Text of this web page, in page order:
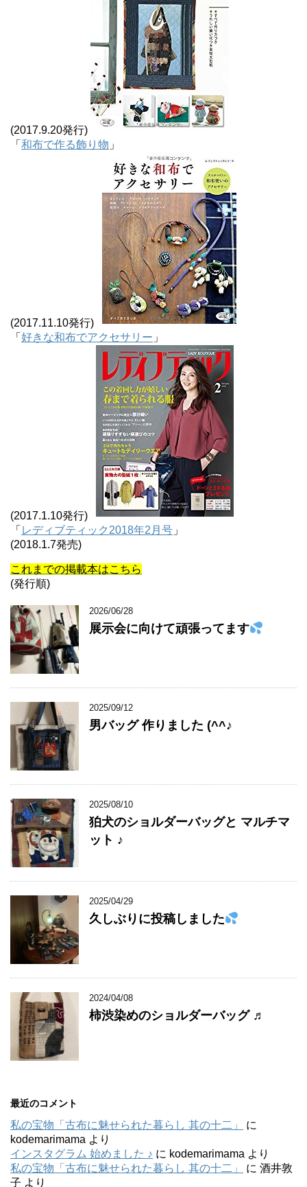
(2017.9.20発行)
「 和布で作る飾り物 」
(2017.11.10発行)
「 好きな和布でアクセサリー 」
(2017.1.10発行)
「 レディブティック2018年2月号 」
(2018.1.7発売)
これまでの掲載本はこちら
(発行順)
2026/06/28
展示会に向けて頑張ってます
2025/09/12
男バッグ 作りました (^^♪
2025/08/10
狛犬のショルダーバッグと マルチマ
ット ♪
2025/04/29
久しぶりに投稿しました
2024/04/08
柿渋染めのショルダーバッグ ♬
最近のコメント
私の宝物「古布に魅せられた暮らし 其の十二」
に
kodemarimama より
インスタグラム 始めました ♪ に kodemarimama より
私の宝物「古布に魅せられた暮らし 其の十二」
に 酒井敦
子 より